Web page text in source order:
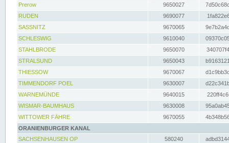
Prerow
9650027
RUDEN
9690077
SASSNITZ
9670065
SCHLESWIG
9610040
STAHLBRODE
9650070
STRALSUND
9650043
THIESSOW
9670067
TIMMENDORF POEL
9630007
WARNEMÜNDE
9640015
WISMAR-BAUMHAUS
9630008
WITTOWER FÄHRE
9670055
ORANIENBURGER KANAL
SACHSENHAUSEN OP
580240